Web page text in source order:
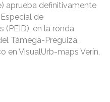
aprueba definitivamente
de
(PEID), en la ronda
Támega-Preguiza.
en VisualUrb-maps Verín,